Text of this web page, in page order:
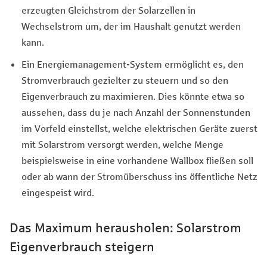
erzeugten Gleichstrom der Solarzellen in
Wechselstrom um, der im Haushalt genutzt werden
kann.
Ein Energiemanagement-System ermöglicht es, den
Stromverbrauch gezielter zu steuern und so den
Eigenverbrauch zu maximieren. Dies könnte etwa so
aussehen, dass du je nach Anzahl der Sonnenstunden
im Vorfeld einstellst, welche elektrischen Geräte zuerst
mit Solarstrom versorgt werden, welche Menge
beispielsweise in eine vorhandene Wallbox fließen soll
oder ab wann der Stromüberschuss ins öffentliche Netz
eingespeist wird.
Das Maximum herausholen: Solarstrom
Eigenverbrauch steigern